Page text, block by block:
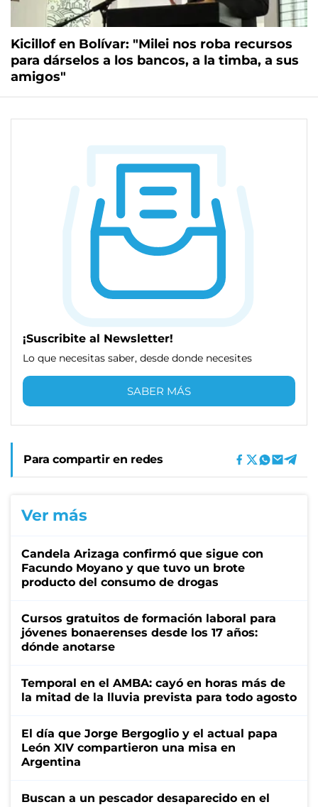
Kicillof en Bolívar: "Milei nos roba recursos
para dárselos a los bancos, a la timba, a sus
amigos"
¡Suscribite al Newsletter!
Lo que necesitas saber, desde donde necesites
SABER MÁS
Para compartir en redes
Ver más
Candela Arizaga confirmó que sigue con
Facundo Moyano y que tuvo un brote
producto del consumo de drogas
Cursos gratuitos de formación laboral para
jóvenes bonaerenses desde los 17 años:
dónde anotarse
Temporal en el AMBA: cayó en horas más de
la mitad de la lluvia prevista para todo agosto
El día que Jorge Bergoglio y el actual papa
León XIV compartieron una misa en
Argentina
Buscan a un pescador desaparecido en el